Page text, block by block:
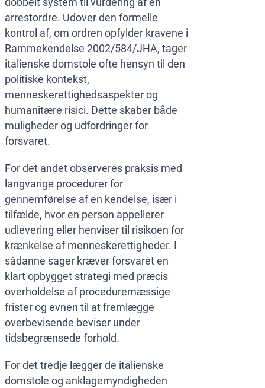
arrestordre. Udover den formelle
kontrol af, om ordren opfylder kravene i
Rammekendelse 2002/584/JHA, tager
italienske domstole ofte hensyn til den
politiske kontekst,
menneskerettighedsaspekter og
humanitære risici. Dette skaber både
muligheder og udfordringer for
forsvaret.
For det andet observeres praksis med
langvarige procedurer for
gennemførelse af en kendelse, især i
tilfælde, hvor en person appellerer
udlevering eller henviser til risikoen for
krænkelse af menneskerettigheder. I
sådanne sager kræver forsvaret en
klart opbygget strategi med præcis
overholdelse af proceduremæssige
frister og evnen til at fremlægge
overbevisende beviser under
tidsbegrænsede forhold.
For det tredje lægger de italienske
domstole og anklagemyndigheden